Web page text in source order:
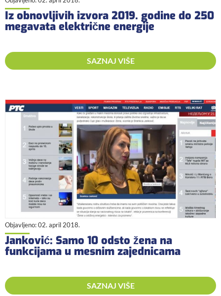
Iz obnovljivih izvora 2019. godine do 250
megavata električne energije
SAZNAJ VIŠE
Objavljeno:02. april 2018.
Janković: Samo 10 odsto žena na
funkcijama u mesnim zajednicama
SAZNAJ VIŠE